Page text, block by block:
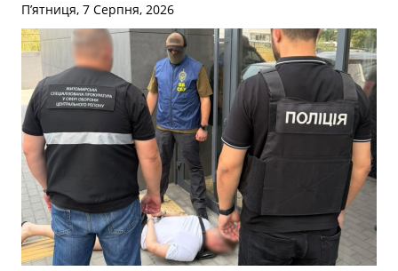
П’ятниця, 7 Серпня, 2026